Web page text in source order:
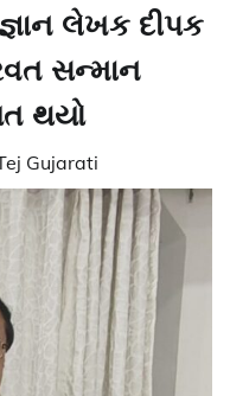
લેખક દીપક
સન્માન
થયો
Gujarati